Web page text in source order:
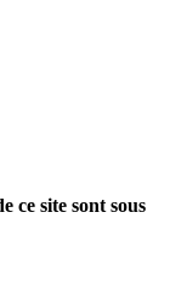
ce site sont sous